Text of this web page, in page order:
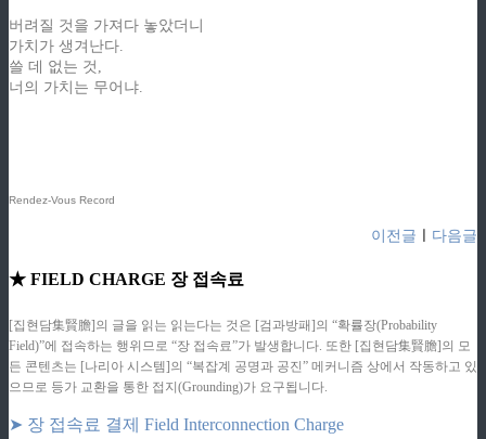
버려질 것을 가져다 놓았더니
가치가 생겨난다.
쓸 데 없는 것,
너의 가치는 무어냐.
Rendez-Vous Record
이전글 다음글
★ FIELD CHARGE 장 접속료
[집현담集賢膽]의 글을 읽는 읽는다는 것은 [검과방패]의 “확률장(Probability
Field)”에 접속하는 행위므로 “장 접속료”가 발생합니다. 또한 [집현담集賢膽]의 모
든 콘텐츠는 [나리아 시스템]의 “복잡계 공명과 공진” 메커니즘 상에서 작동하고 있
으므로 등가 교환을 통한 접지(Grounding)가 요구됩니다.
➤ 장 접속료 결제 Field Interconnection Charge